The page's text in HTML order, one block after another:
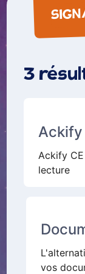
3
Ackify
Ackify
lecture
vos